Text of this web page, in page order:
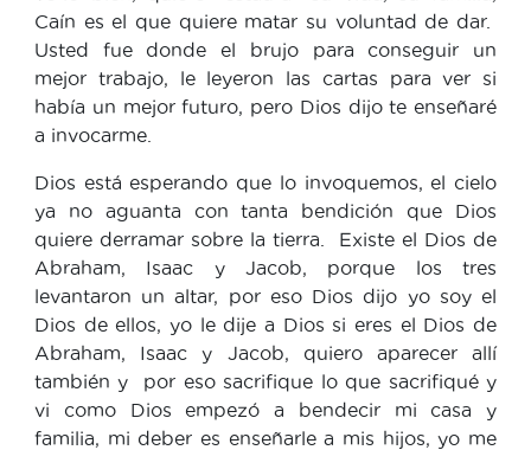
Caín es el que quiere matar su voluntad de dar.
Usted fue donde el brujo para conseguir un
mejor trabajo, le leyeron las cartas para ver si
había un mejor futuro, pero Dios dijo te enseñaré
a invocarme.
Dios está esperando que lo invoquemos, el cielo
ya no aguanta con tanta bendición que Dios
quiere derramar sobre la tierra. Existe el Dios de
Abraham, Isaac y Jacob, porque los tres
levantaron un altar, por eso Dios dijo yo soy el
Dios de ellos, yo le dije a Dios si eres el Dios de
Abraham, Isaac y Jacob, quiero aparecer allí
también y por eso sacrifique lo que sacrifiqué y
vi como Dios empezó a bendecir mi casa y
familia, mi deber es enseñarle a mis hijos, yo me